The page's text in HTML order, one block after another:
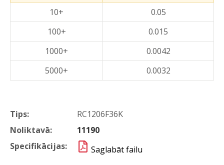
Tips:
RC1206F36K
Noliktavā:
11190
Specifikācijas:
Saglabāt failu
10+
0.05
100+
0.015
1000+
0.0042
5000+
0.0032